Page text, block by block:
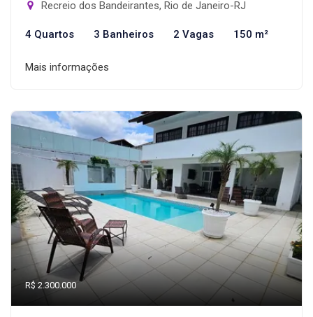
Recreio dos Bandeirantes, Rio de Janeiro-RJ
4 Quartos 3 Banheiros 2 Vagas 150 m²
Mais informações
R$ 2.300.000